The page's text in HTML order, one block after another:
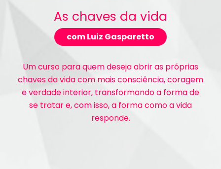
As chaves da vida
com Luiz Gasparetto
Um curso para quem deseja abrir as próprias
chaves da vida com mais consciência, coragem
e verdade interior, transformando a forma de
se tratar e, com isso, a forma como a vida
responde.